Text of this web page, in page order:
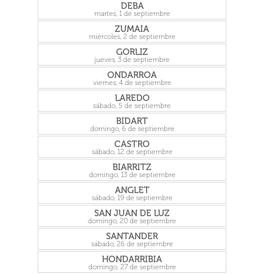
DEBA
martes, 1 de septiembre
ZUMAIA
miércoles, 2 de septiembre
GORLIZ
jueves, 3 de septiembre
ONDARROA
viernes, 4 de septiembre
LAREDO
sábado, 5 de septiembre
BIDART
domingo, 6 de septiembre
CASTRO
sábado, 12 de septiembre
BIARRITZ
domingo, 13 de septiembre
ANGLET
sábado, 19 de septiembre
SAN JUAN DE LUZ
domingo, 20 de septiembre
SANTANDER
sábado, 26 de septiembre
HONDARRIBIA
domingo, 27 de septiembre